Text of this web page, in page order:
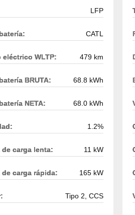
LFP
CATL
WLTP: 479 km
BRUTA: 68.8 kWh
NETA: 68.0 kWh
1.2%
de carga lenta: 11 kW
de carga rápida: 165 kW
Tipo 2, CCS